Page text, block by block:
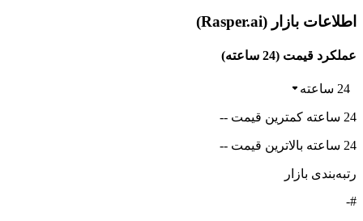
اطلاعات بازار (Rasper.ai)
عملکرد قیمت (24 ساعته)
24 ساعته
24 ساعته کمترین قیمت --
24 ساعته بالاترین قیمت --
رتبه‌بندی بازار
#-